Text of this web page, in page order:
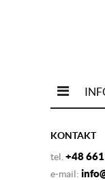
KONTAKT
tel. +48
e-mail: